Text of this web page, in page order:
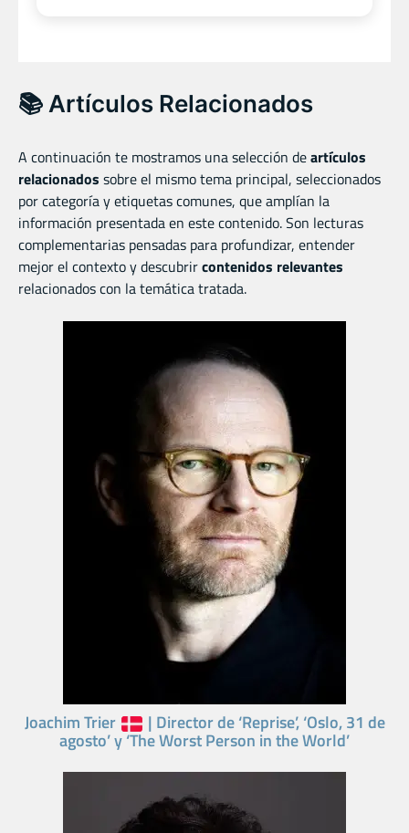
📚 Artículos Relacionados
A continuación te mostramos una selección deartículos
relacionados sobre el mismo tema principal, seleccionados
por categoría y etiquetas comunes, que amplían la
información presentada en este contenido. Son lecturas
complementarias pensadas para profundizar, entender
mejor el contexto y descubrircontenidos relevantes
relacionados con la temática tratada.
Joachim Trier | Director de ‘Reprise’, ‘Oslo, 31 de
agosto’ y ‘The Worst Person in the World’